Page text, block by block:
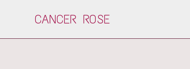
CANCER ROSE